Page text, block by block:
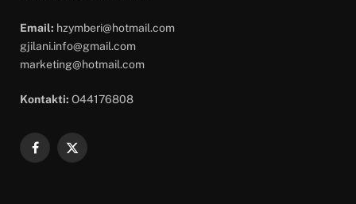
Email: hzymberi@hotmail.com
gjilani.info@gmail.com
marketing@hotmail.com
Kontakti: O44176808
Facebook
X